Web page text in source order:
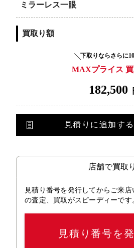
ミラーレス一眼
買取り額
下取りならさらに
MAXプライス
182,500
見積りに追加する
店舗で買取り
見積り番号を発行してからご来
の査定、買取がスピーディーです
見積り番号を